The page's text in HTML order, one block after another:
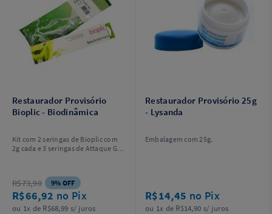
Restaurador Provisório
Bioplic - Biodinâmica
Kit com 2 seringas de Bioplic com
2g cada e 3 seringas de Attaque Gel
R$73,90 9% OFF
R$66,92 no Pix
ou 1x de R$68,99 s/ juros
Restaurador Provisório 25g
- Lysanda
Embalagem com 25g.
R$14,45 no Pix
ou 1x de R$14,90 s/ juros